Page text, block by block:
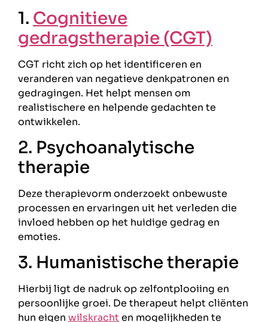
1. Cognitieve
gedragstherapie (CGT)
CGT richt zich op het identificeren en
veranderen van negatieve denkpatronen en
gedragingen. Het helpt mensen om
realistischere en helpende gedachten te
ontwikkelen.
2. Psychoanalytische
therapie
Deze therapievorm onderzoekt onbewuste
processen en ervaringen uit het verleden die
invloed hebben op het huidige gedrag en
emoties.
3. Humanistische therapie
Hierbij ligt de nadruk op zelfontplooiing en
persoonlijke groei. De therapeut helpt cliënten
hun eigen wilskracht en mogelijkheden te